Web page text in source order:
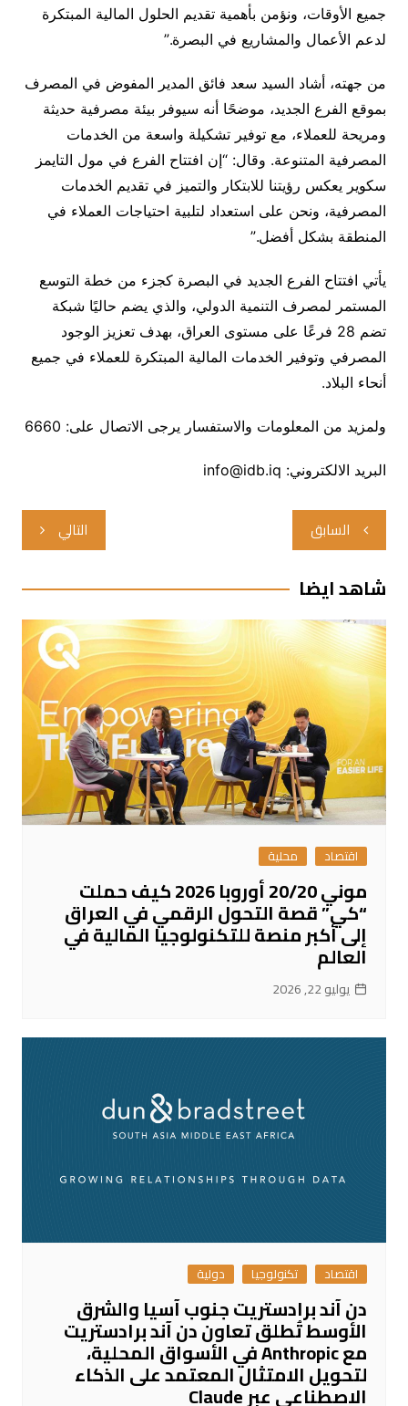
جميع الأوقات، ونؤمن بأهمية تقديم الحلول المالية المبتكرة
لدعم الأعمال والمشاريع في البصرة.”
من جهته، أشاد السيد سعد فائق المدير المفوض في المصرف
بموقع الفرع الجديد، موضحًا أنه سيوفر بيئة مصرفية حديثة
ومريحة للعملاء، مع توفير تشكيلة واسعة من الخدمات
المصرفية المتنوعة. وقال: “إن افتتاح الفرع في مول التايمز
سكوير يعكس رؤيتنا للابتكار والتميز في تقديم الخدمات
المصرفية، ونحن على استعداد لتلبية احتياجات العملاء في
المنطقة بشكل أفضل.”
يأتي افتتاح الفرع الجديد في البصرة كجزء من خطة التوسع
المستمر لمصرف التنمية الدولي، والذي يضم حاليًا شبكة
تضم 28 فرعًا على مستوى العراق، بهدف تعزيز الوجود
المصرفي وتوفير الخدمات المالية المبتكرة للعملاء في جميع
أنحاء البلاد.
ولمزيد من المعلومات والاستفسار يرجى الاتصال على: 6660
البريد الالكتروني: info@idb.iq
تصفّح
المقالات
السابق التالي
شاهد ايضا
اقتصاد محلية
موني 20/20 أوروبا 2026 كيف حملت
“كي” قصة التحول الرقمي في العراق
إلى أكبر منصة للتكنولوجيا المالية في
العالم
يوليو 22, 2026
اقتصاد تكنولوجيا دولية
دن آند برادستريت جنوب آسيا والشرق
الأوسط تُطلق تعاون دن آند برادستريت
مع Anthropic في الأسواق المحلية،
لتحويل الامتثال المعتمد على الذكاء
الاصطناعي عبر Claude